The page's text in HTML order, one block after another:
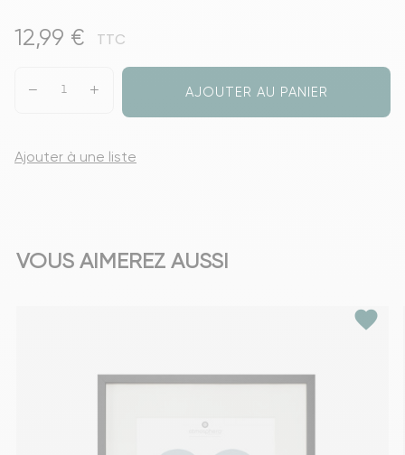
12,99 € TTC
AJOUTER AU PANIER
Ajouter à une liste
VOUS AIMEREZ AUSSI
favorite